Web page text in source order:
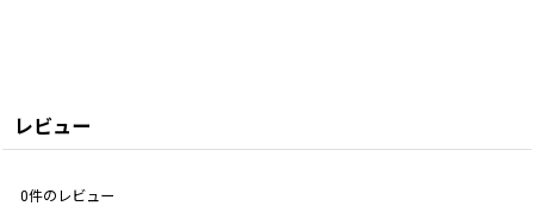
レビュー
0件のレビュー